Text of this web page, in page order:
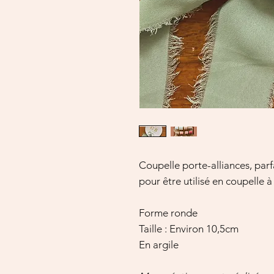
Coupelle porte-alliances,
pour être utilisé en coupelle
Forme ronde
Taille : Environ 10,5cm
En argile